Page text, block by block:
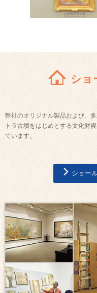
ショ
弊社のオリジナル製品および、
トラ古墳をはじめとする文化財
ています。
ショー